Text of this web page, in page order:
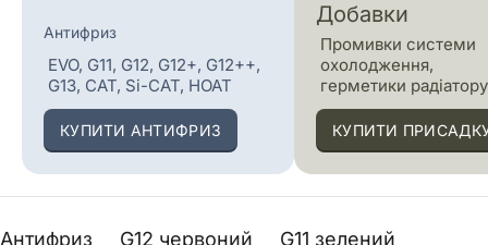
Антифриз
EVO, G11, G12, G12+, G12++,
G13, CAT, Si-CAT, HOAT
КУПИТИ АНТИФРИЗ
Добавки
Промивки системи
охолодження,
герметики радіатору
КУПИТИ
Антифриз G12 червоний
G11 зелений